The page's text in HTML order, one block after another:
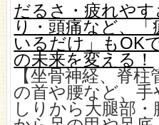
だるさ・疲れやす
り・頭痛など、
いるだけ」もOK
の未来を変える！
【坐骨神経、脊
の首や腰など、
しりから大腿部